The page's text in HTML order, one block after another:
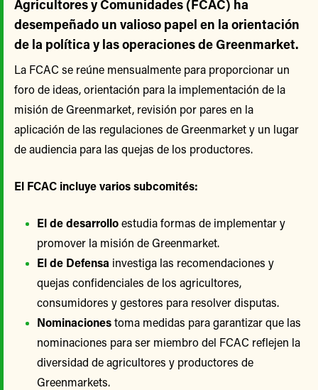
Agricultores y Comunidades (FCAC) ha
desempeñado un valioso papel en la orientación
de la política y las operaciones de Greenmarket.
La FCAC se reúne mensualmente para proporcionar un
foro de ideas, orientación para la implementación de la
misión de Greenmarket, revisión por pares en la
aplicación de las regulaciones de Greenmarket y un lugar
de audiencia para las quejas de los productores.
El FCAC incluye varios subcomités:
El de desarrolloestudia formas de implementar y
promover la misión de Greenmarket.
El de Defensa investiga las recomendaciones y
quejas confidenciales de los agricultores,
consumidores y gestores para resolver disputas.
Nominacionestoma medidas para garantizar que las
nominaciones para ser miembro del FCAC reflejen la
diversidad de agricultores y productores de
Greenmarkets.